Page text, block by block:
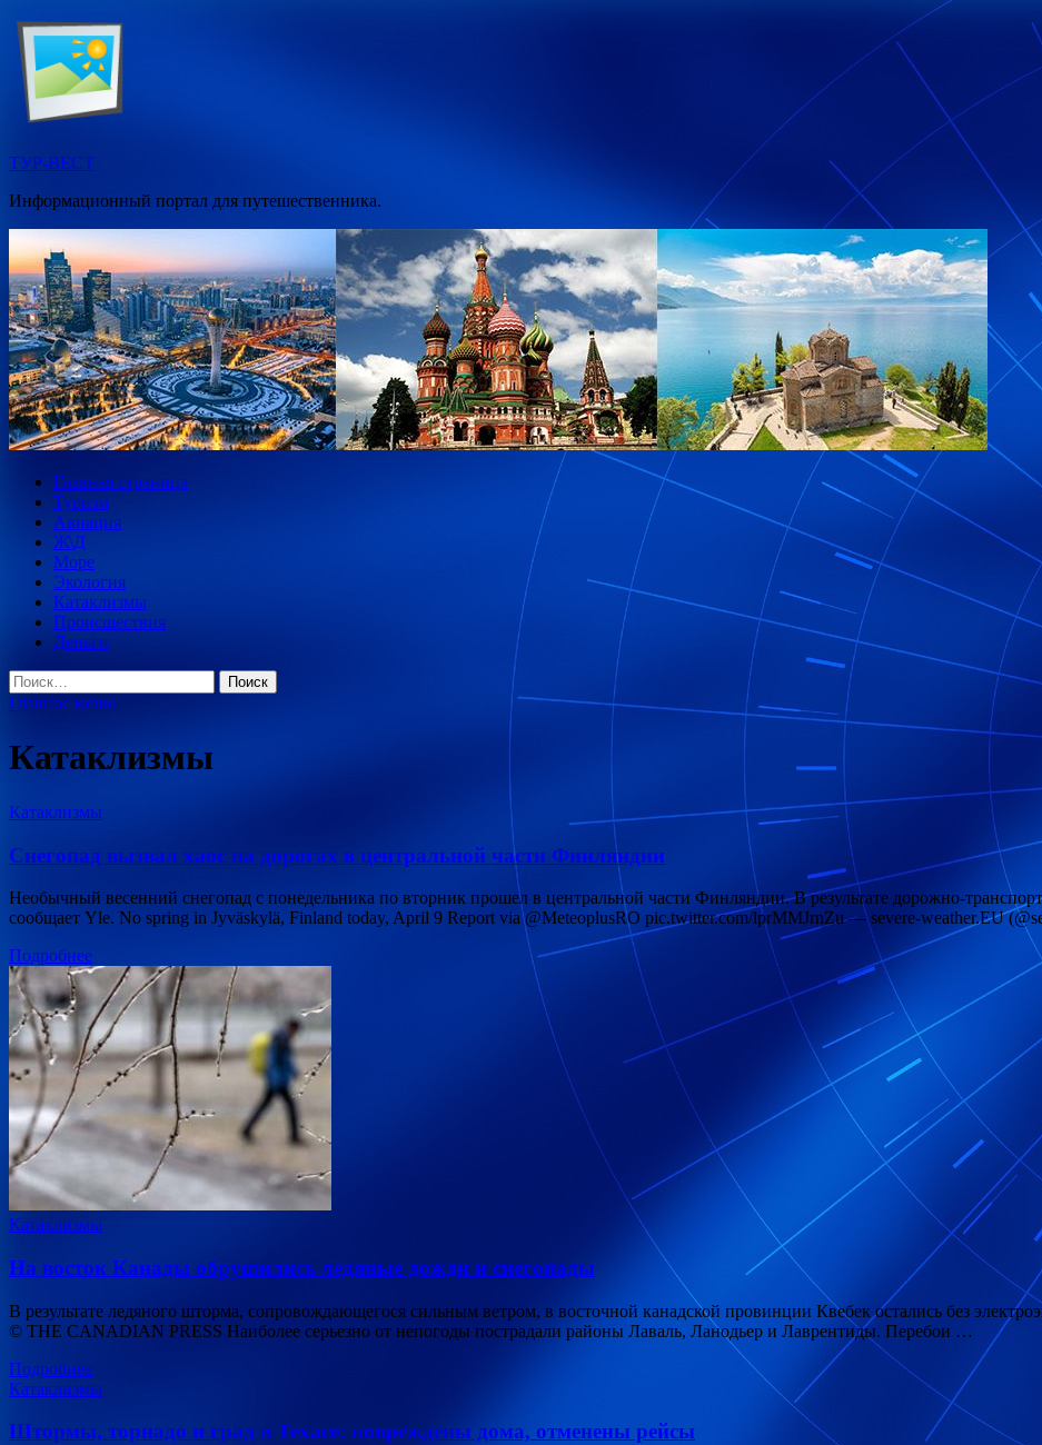
Перейти
содержимому
ТУР-ВЕСТ
Информационный портал для путешественника.
Главная страница
Туризм
Авиация
Ж\Д
Море
Экология
Катаклизмы
Происшествия
Деньги
Найти:
Главное меню
Катаклизмы
Катаклизмы
Снегопад вызвал хаос на дорогах в центральной части Финляндии
Необычный весенний снегопад с понедельника по вторник прошел в центральной части Финляндии. В результате дорожно-
сообщает Yle. No spring in Jyväskylä, Finland today, April 9 Report via @MeteoplusRO pic.twitter.com/lprMMJrnZu — severe-weather.EU
Подробнее
Катаклизмы
На восток Канады обрушились ледяные дожди и снегопады
В результате ледяного шторма, сопровождающегося сильным ветром, в восточной канадской провинции Квебек остались без
© THE CANADIAN PRESS Наиболее серьезно от непогоды пострадали районы Лаваль, Ланодьер и Лаврентиды. Перебои …
Подробнее
Катаклизмы
Штормы, торнадо и град в Техасе: повреждены дома, отменены рейсы